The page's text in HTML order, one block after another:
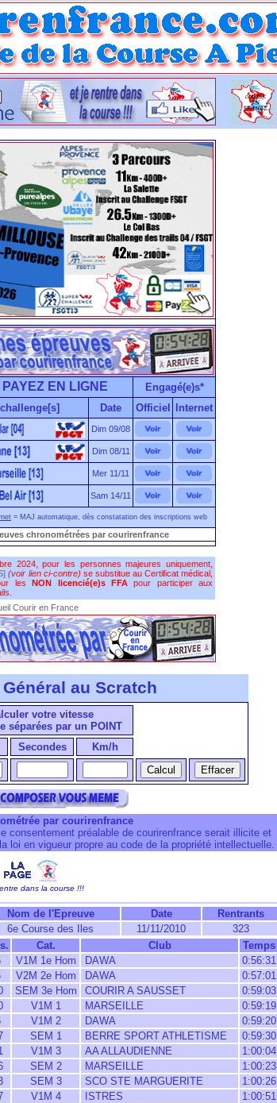
PAYEZ EN LIGNE
Engagé(e)s*
Date Officiel Internet
Dim 09/08
Dim 08/11
Mer 11/11
Sam 14/11
= MAJ automatique, dès constatation des inscriptions web
chronométrées par courirenfrance
2024, pour les personnes majeures uniquement,
(voir lien ci-contre) se substitue au Certificat médical,
lesNON licencié(e)s FFApour participer aux
Courir en France
au Scratch
votre vitesse
séparées par un POINT
Secondes Km/h
par courirenfrance
consentement préalable de courirenfrance serait illicite et
loi en vigueur propre au code de la propriété intellectuelle.
dans la course !!!
Nom de l'Epreuve Date
Rentrants
6e Course des Iles 11/11/2010
323
Cat. Club
Temps
V1M 1e Hom DAWA
0:56:31
V2M 2e Hom DAWA
0:57:01
SEM 3e Hom COURIR A SAUSSET
0:59:03
V1M 1 MARSEILLE
0:59:19
V1M 2 DAWA
0:59:20
SEM 1 BERRE SPORT ATHLETISME
0:59:30
V1M 3 AA ALLAUDIENNE
1:00:04
SEM 2 MARSEILLE
1:00:23
SEM 3 SCO STE MARGUERITE
1:00:26
V1M 4 ISTRES
1:00:51